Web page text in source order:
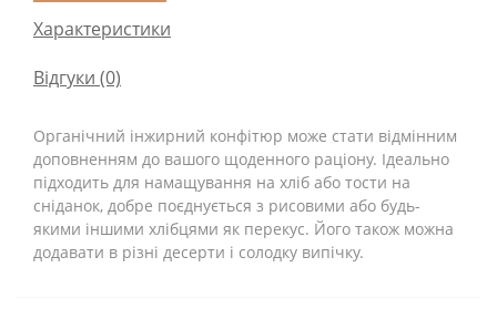
Характеристики
Відгуки (0)
Органічний інжирний конфітюр може стати відмінним
доповненням до вашого щоденного раціону. Ідеально
підходить для намащування на хліб або тости на
сніданок, добре поєднується з рисовими або будь-
якими іншими хлібцями як перекус. Його також можна
додавати в різні десерти і солодку випічку.